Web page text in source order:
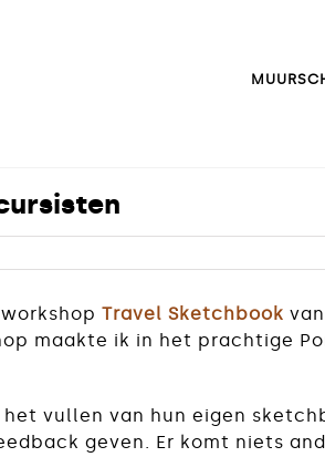
Travel Sketchbook
maakte ik in het prachtige
vullen van hun eigen
geven. Er komt niets